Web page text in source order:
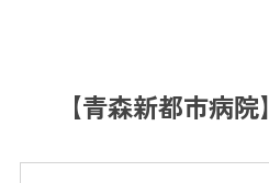
【青森新都市病院】